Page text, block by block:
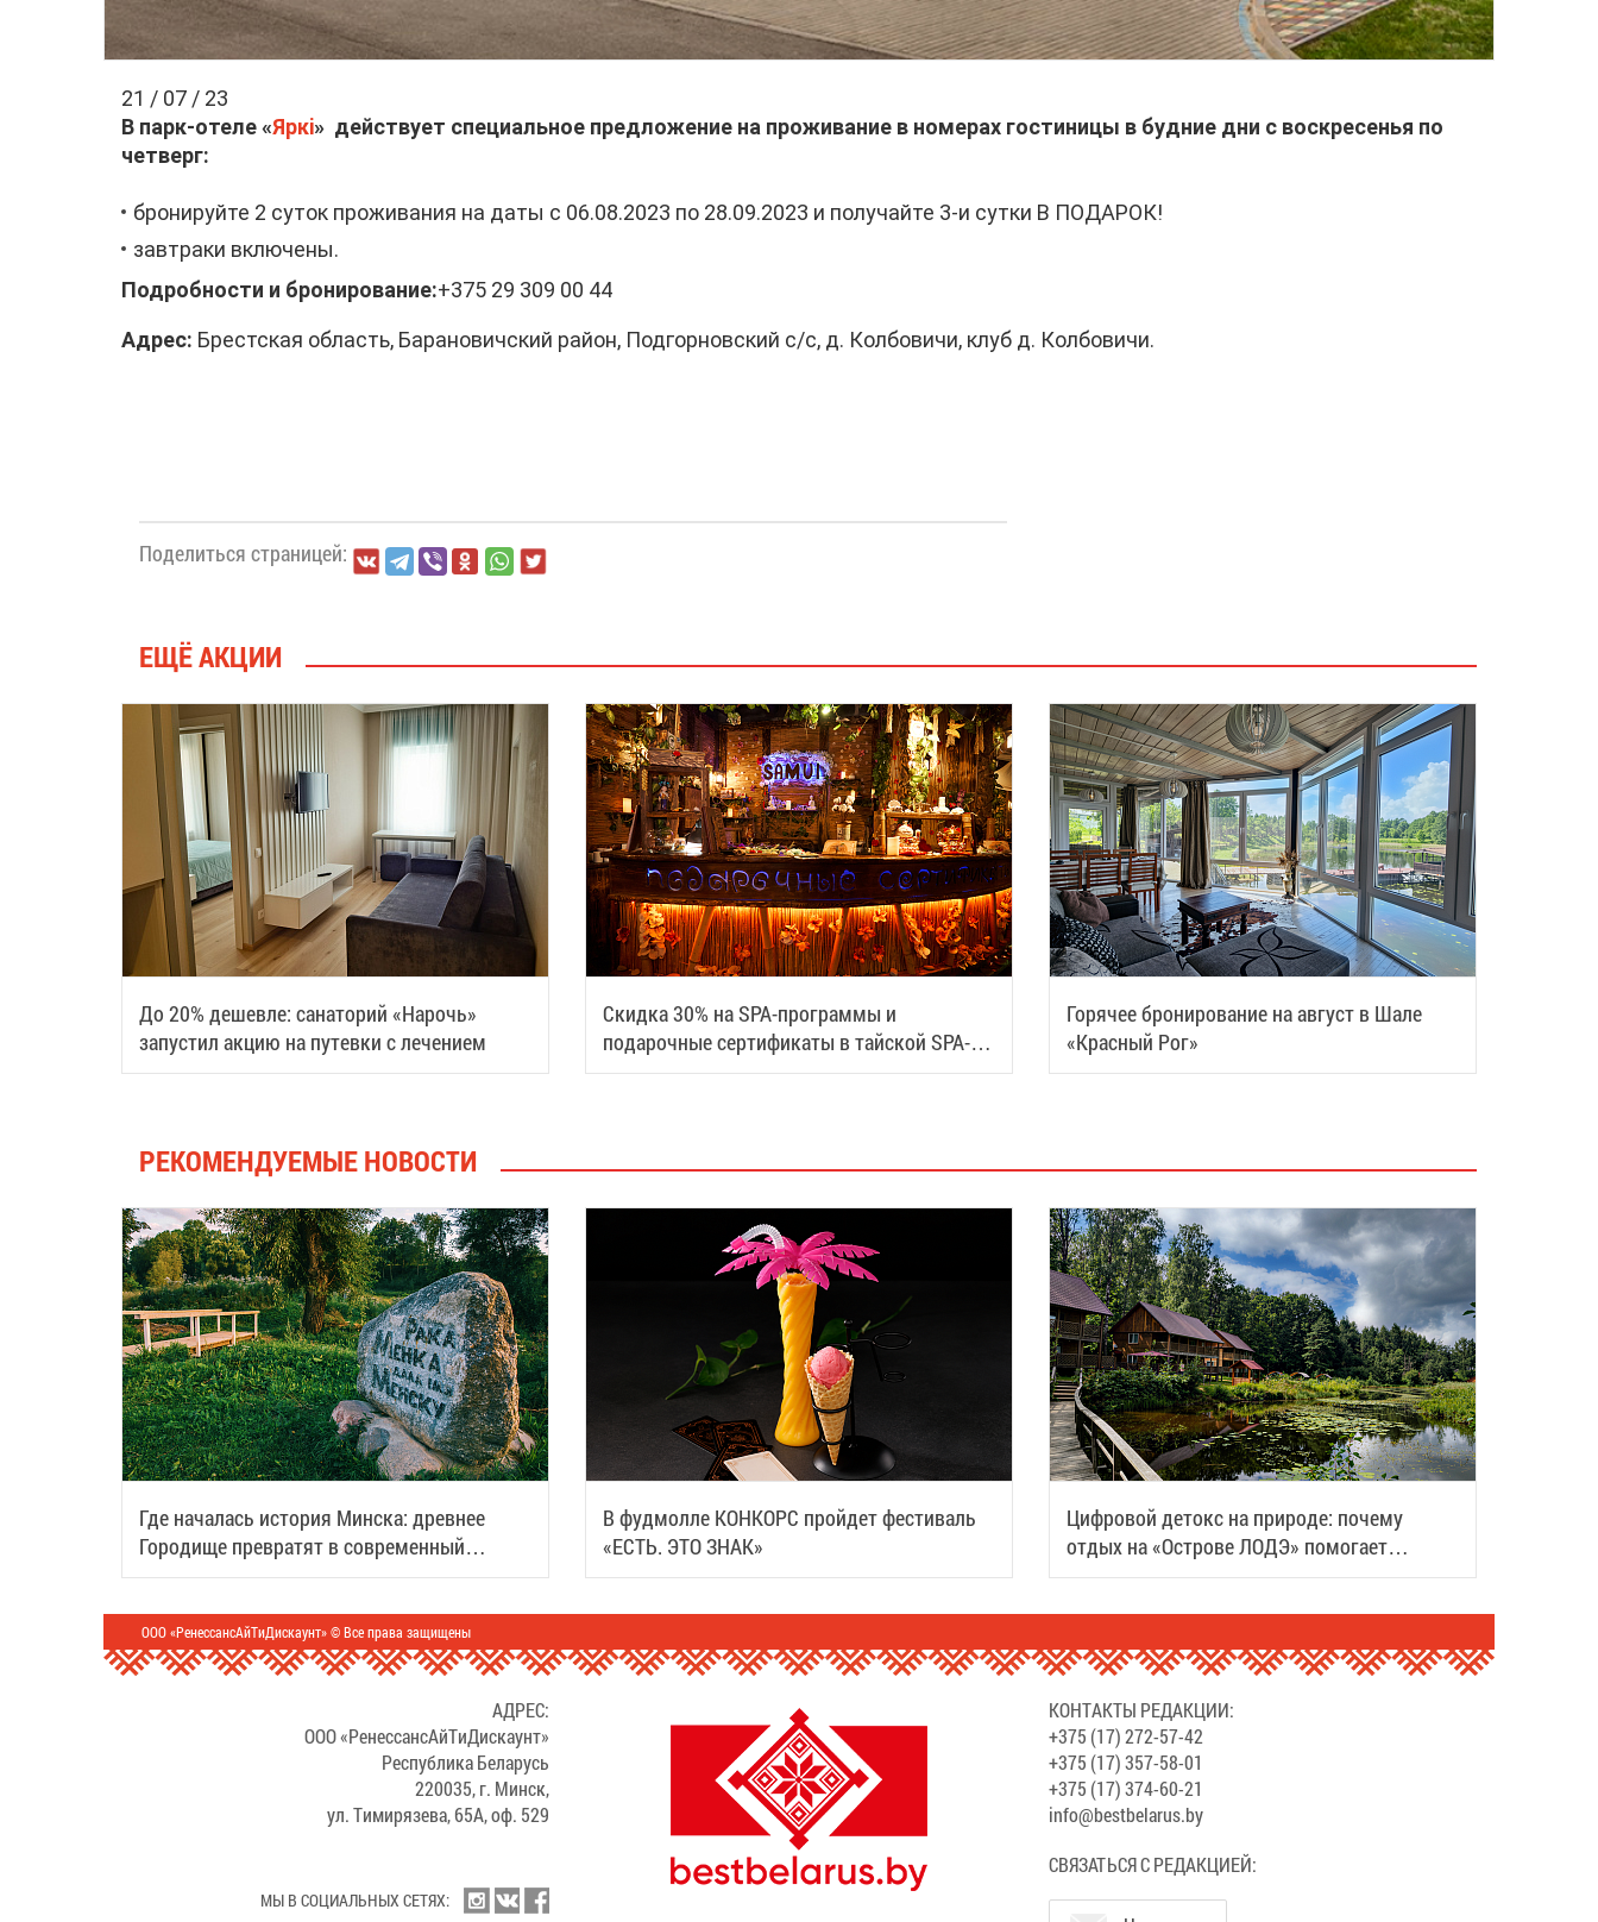
21 / 07 / 23
В парк-отеле «Яркi» действует специальное предложение на проживание в номерах гостиницы в будние дни с воскресенья по
четверг:
бронируйте 2 суток проживания на даты с 06.08.2023 по 28.09.2023 и получайте 3-и сутки В ПОДАРОК!
завтраки включены.
Подробности и бронирование:+375 29 309 00 44
Адрес: Брестская область, Барановичский район, Подгорновский с/с, д. Колбовичи, клуб д. Колбовичи.
Поделиться страницей:
ЕЩЁ АКЦИИ
До 20% дешевле: санаторий «Нарочь»
запустил акцию на путевки с лечением
Скидка 30% на SPA-программы и
подарочные сертификаты в тайской SPA-
деревне Samui
Горячее бронирование на август в Шале
«Красный Рог»
РЕКОМЕНДУЕМЫЕ НОВОСТИ
Где началась история Минска: древнее
Городище превратят в современный
туристический центр
В фудмолле КОНКОРС пройдет фестиваль
«ЕСТЬ. ЭТО ЗНАК»
Цифровой детокс на природе: почему
отдых на «Острове ЛОДЭ» помогает
восстановить силы
ООО «РенессансАйТиДискаунт» © Все права защищены
АДРЕС:
ООО «РенессансАйТиДискаунт»
Республика Беларусь
220035, г. Минск,
ул. Тимирязева, 65А, оф. 529
МЫ В СОЦИАЛЬНЫХ СЕТЯХ:
КОНТАКТЫ РЕДАКЦИИ:
+375 (17) 272-57-42
+375 (17) 357-58-01
+375 (17) 374-60-21
info@bestbelarus.by
СВЯЗАТЬСЯ С РЕДАКЦИЕЙ: